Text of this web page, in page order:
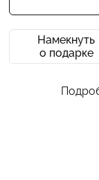
Намекнуть
о подарке